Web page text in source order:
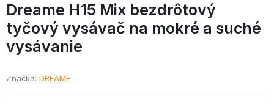
Dreame H15 Mix bezdrôtový
tyčový vysávač na mokré a suché
vysávanie
Značka DREAME